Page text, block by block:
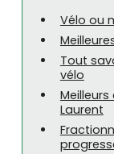
Vélo ou
Tout
vélo
Laurent